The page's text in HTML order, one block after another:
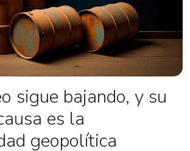
sigue bajando, y su
es la
geopolítica